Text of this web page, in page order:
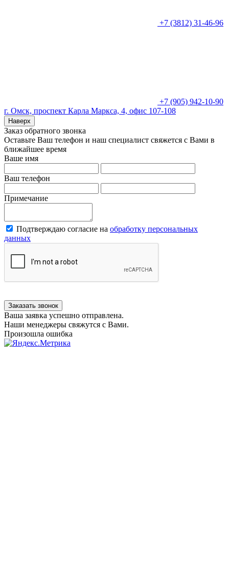
+7 (3812) 31-46-96
+7 (905) 942-10-90
г. Омск, проспект Карла Маркса, 4, офис 107-108
Наверх
Заказ обратного звонка
Оставьте Ваш телефон и наш специалист свяжется с Вами в
ближайшее время
Ваше имя
Ваш телефон
Примечание
Подтверждаю согласие на обработку персональных
данных
Заказать звонок
Ваша заявка успешно отправлена.
Наши менеджеры свяжутся с Вами.
Произошла ошибка